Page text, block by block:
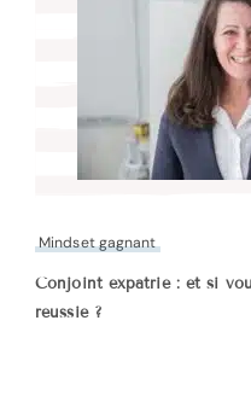
Mindset gagnant
Conjoint expatrié : et si
réussie ?